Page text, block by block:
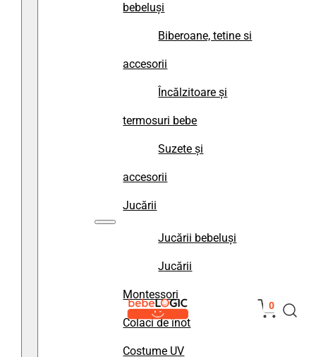
bebeluși
Biberoane, tetine si
accesorii
Încălzitoare și
termosuri bebe
Suzete și
accesorii
Jucării
Jucării bebeluși
Jucării
Montessori
Colaci de înot
Costume UV
0